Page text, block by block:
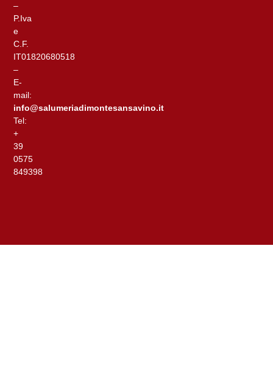
–
P.Iva
e
C.F.
IT01820680518
–
E-
mail:
info@salumeriadimontesansavino.it
Tel:
+
39
0575
849398